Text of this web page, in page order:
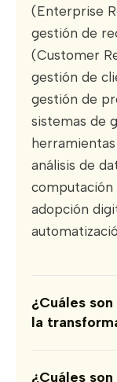
(Enterprise
gestión de
(Customer
gestión de
gestión de
sistemas de
análisis de
computación
adopción
¿Cuáles
la
¿Cuáles